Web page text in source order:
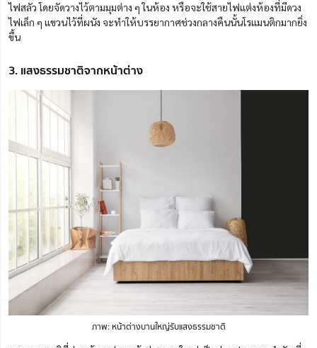
ไฟสลัว โดยจัดวางไว้ตามมุมต่าง ๆ ในห้อง หรือจะใช้สายไฟแต่งห้องที่มีดวง
ไฟเล็ก ๆ แขวนไว้ที่ผนัง จะทำให้บรรยากาศช่วงกลางคืนนั้นโรแมนติกมากยิ่ง
ขึ้น
3. แสงธรรมชาติจากหน้าต่าง
ภาพ: หน้าต่างบานใหญ่รับแสงธรรมชาติ